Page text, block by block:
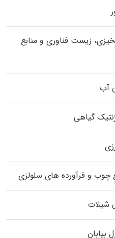
زیست فناوری و منابع
آب
گیاهی
چوب و فرآورده‌ های سلولزی
شیلات
بیابان